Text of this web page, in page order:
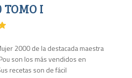
TOMO I
2000 de la destacada maestra
son los más vendidos en
recetas son de fácil